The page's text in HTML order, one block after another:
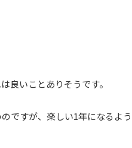
良いことありそうです。
ですが、楽しい1年になるよ